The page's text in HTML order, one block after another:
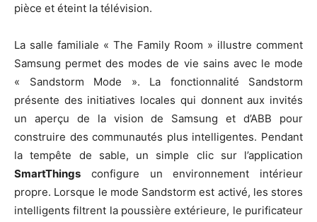
pièce et éteint la télévision.
La salle familiale « The Family Room » illustre comment
Samsung permet des modes de vie sains avec le mode
« Sandstorm Mode ». La fonctionnalité Sandstorm
présente des initiatives locales qui donnent aux invités
un aperçu de la vision de Samsung et d’ABB pour
construire des communautés plus intelligentes. Pendant
la tempête de sable, un simple clic sur l’application
SmartThings configure un environnement intérieur
propre. Lorsque le mode Sandstorm est activé, les stores
intelligents filtrent la poussière extérieure, le purificateur